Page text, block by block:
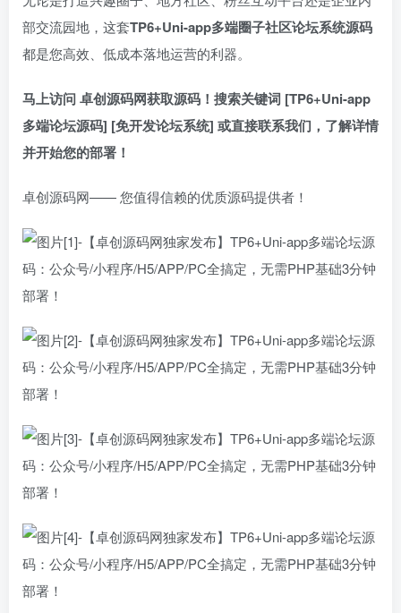
部交流园地，这套TP6+Uni-app多端圈子社区论坛系统源码
都是您高效、低成本落地运营的利器。
马上访问 卓创源码网获取源码！搜索关键词 [TP6+Uni-app
多端论坛源码] [免开发论坛系统] 或直接联系我们，了解详情
并开始您的部署！​
卓创源码网—— 您值得信赖的优质源码提供者！